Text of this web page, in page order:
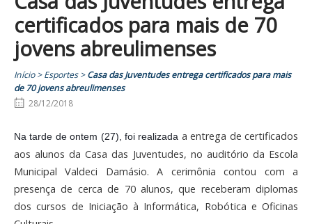
certificados para mais de 70
jovens abreulimenses
Início>Esportes>Casa das Juventudes entrega certificados para mais
de 70 jovens abreulimenses
28/12/2018
Na tarde de ontem (27), foi realizada a entrega de certificados
aos alunos da Casa das Juventudes, no auditório da Escola
Municipal Valdeci Damásio. A cerimônia contou com a
presença de cerca de 70 alunos, que receberam diplomas
dos cursos de Iniciação à Informática, Robótica e Oficinas